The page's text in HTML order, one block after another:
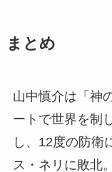
まとめ
山中慎介は「神
ートで世界を制
し、12度の防衛
ス・ネリに敗北